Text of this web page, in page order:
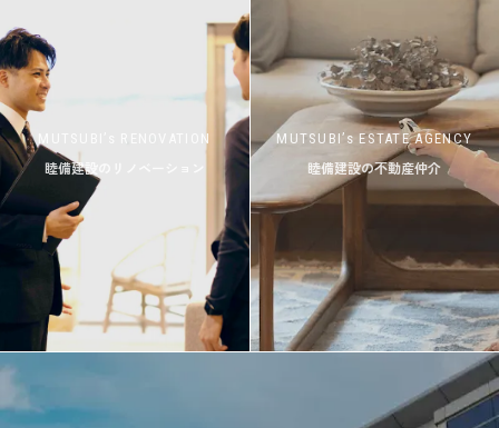
MUTSUBI’s RENOVATION
睦備建設のリノベーション
MUTSUBI’s ESTATE AGENCY
睦備建設の不動産仲介